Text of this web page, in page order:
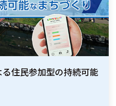
住民参加型の持続可能